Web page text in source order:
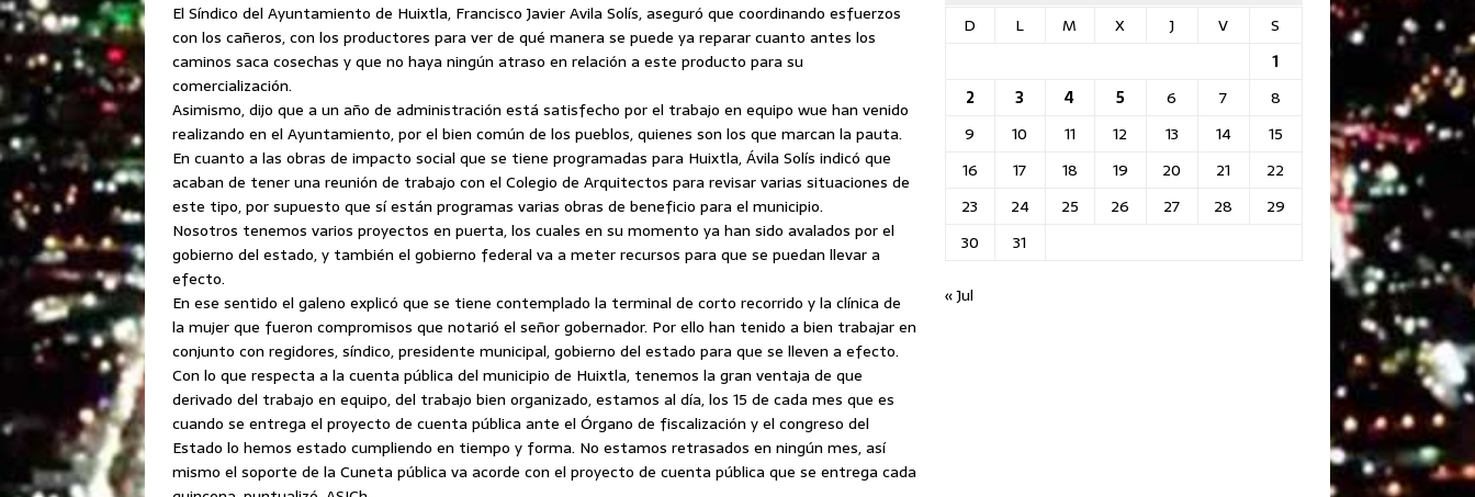
El Síndico del Ayuntamiento de Huixtla, Francisco Javier Avila Solís, aseguró que coordinando esfuerzos
con los cañeros, con los productores para ver de qué manera se puede ya reparar cuanto antes los
caminos saca cosechas y que no haya ningún atraso en relación a este producto para su
comercialización.
Asimismo, dijo que a un año de administración está satisfecho por el trabajo en equipo wue han venido
realizando en el Ayuntamiento, por el bien común de los pueblos, quienes son los que marcan la pauta.
En cuanto a las obras de impacto social que se tiene programadas para Huixtla, Ávila Solís indicó que
acaban de tener una reunión de trabajo con el Colegio de Arquitectos para revisar varias situaciones de
este tipo, por supuesto que sí están programas varias obras de beneficio para el municipio.
Nosotros tenemos varios proyectos en puerta, los cuales en su momento ya han sido avalados por el
gobierno del estado, y también el gobierno federal va a meter recursos para que se puedan llevar a
efecto.
En ese sentido el galeno explicó que se tiene contemplado la terminal de corto recorrido y la clínica de
la mujer que fueron compromisos que notarió el señor gobernador. Por ello han tenido a bien trabajar en
conjunto con regidores, síndico, presidente municipal, gobierno del estado para que se lleven a efecto.
Con lo que respecta a la cuenta pública del municipio de Huixtla, tenemos la gran ventaja de que
derivado del trabajo en equipo, del trabajo bien organizado, estamos al día, los 15 de cada mes que es
cuando se entrega el proyecto de cuenta pública ante el Órgano de fiscalización y el congreso del
Estado lo hemos estado cumpliendo en tiempo y forma. No estamos retrasados en ningún mes, así
mismo el soporte de la Cuneta pública va acorde con el proyecto de cuenta pública que se entrega cada
D
L M X J V
S
1
2
3 4 5 6 7
8
9
10 11 12 13 14
15
16
17 18 19 20 21
22
23
24 25 26 27 28
29
30
31
« Jul